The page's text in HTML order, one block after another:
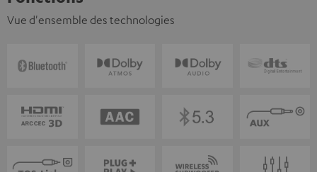
Vue d'ensemble des technologies